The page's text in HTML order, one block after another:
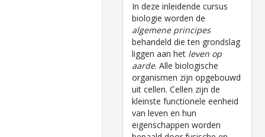
In deze inleidende cursus
biologie worden de
algemene principes
behandeld die ten grondslag
liggen aan het leven op
aarde. Alle biologische
organismen zijn opgebouwd
uit cellen. Cellen zijn de
kleinste functionele eenheid
van leven en hun
eigenschappen worden